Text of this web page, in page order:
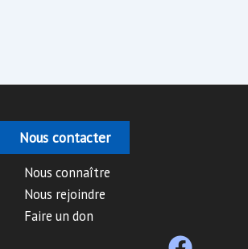
Nous contacter
Nous connaître
Nous rejoindre
Faire un don